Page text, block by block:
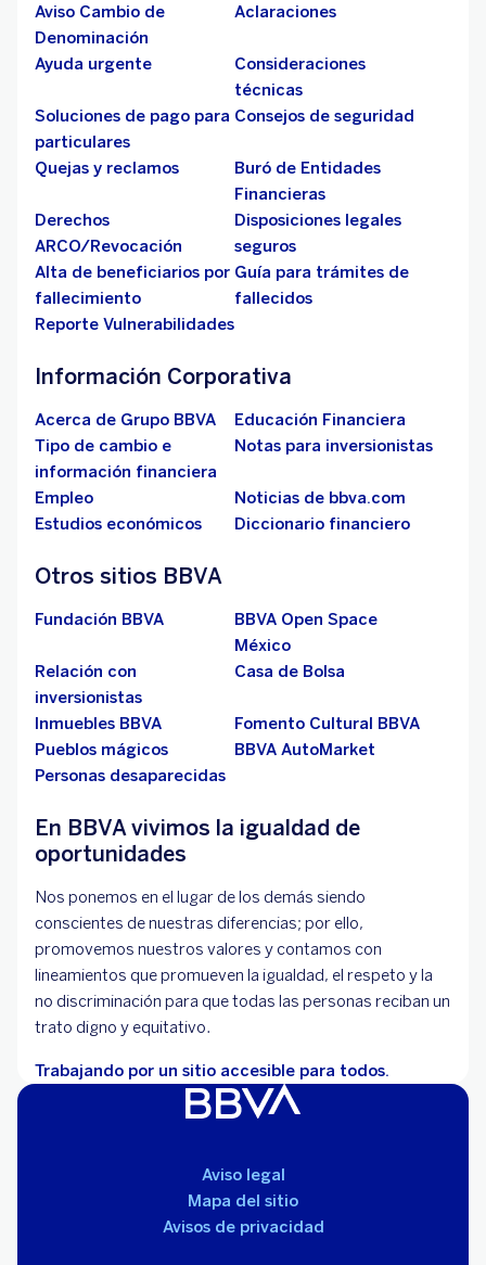
Aviso Cambio de
Denominación
Aclaraciones
Ayuda urgente
Consideraciones
técnicas
Soluciones de pago para
particulares
Consejos de seguridad
Quejas y reclamos
Buró de Entidades
Financieras
Derechos
ARCO/Revocación
Disposiciones legales
seguros
Alta de beneficiarios por
fallecimiento
Guía para trámites de
fallecidos
Reporte Vulnerabilidades
Información Corporativa
Acerca de Grupo BBVA
Educación Financiera
Tipo de cambio e
información financiera
Notas para inversionistas
Empleo
Noticias de bbva.com
Estudios económicos
Diccionario financiero
Otros sitios BBVA
Fundación BBVA
BBVA Open Space
México
Relación con
inversionistas
Casa de Bolsa
Inmuebles BBVA
Fomento Cultural BBVA
Pueblos mágicos
BBVA AutoMarket
Personas desaparecidas
En BBVA vivimos la igualdad de
oportunidades
Nos ponemos en el lugar de los demás siendo
conscientes de nuestras diferencias; por ello,
promovemos nuestros valores y contamos con
lineamientos que promueven la igualdad, el respeto y la
no discriminación para que todas las personas reciban un
trato digno y equitativo.
Trabajando por un sitio accesible para todos.
Aviso legal
Mapa del sitio
Avisos de privacidad